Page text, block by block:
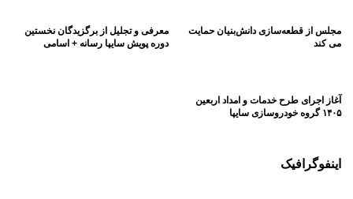
مجلس از قطعه‌سازی دانش‌بنیان حمایت
می کند
معرفی و تجلیل از برگزیدگان نخستین
دوره پویش سایپا رسانه + اسامی
آغاز اجرای طرح خدمات و امداد اربعین
۱۴۰۵ گروه خودروسازی سایپا
اینفوگرافیک